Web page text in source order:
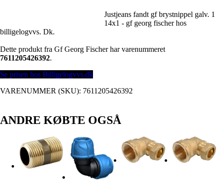
Justjeans fandt gf brystnippel galv. 1
14x1 - gf georg fischer hos
billigelogvvs. Dk.
Dette produkt fra Gf Georg Fischer har varenummeret
7611205426392.
Se prisen hos Billigelogvvs.dk
VARENUMMER (SKU): 7611205426392
ANDRE KØBTE OGSÅ